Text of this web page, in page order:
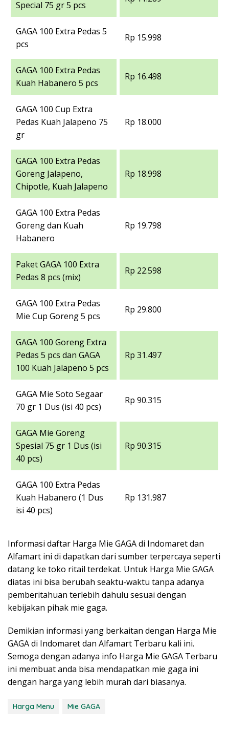
Special 75 gr 5 pcs
GAGA 100 Extra Pedas 5
pcs
Rp 15.998
GAGA 100 Extra Pedas
Kuah Habanero 5 pcs
Rp 16.498
GAGA 100 Cup Extra
Pedas Kuah Jalapeno 75
gr
Rp 18.000
GAGA 100 Extra Pedas
Goreng Jalapeno,
Chipotle, Kuah Jalapeno
Rp 18.998
GAGA 100 Extra Pedas
Goreng dan Kuah
Habanero
Rp 19.798
Paket GAGA 100 Extra
Pedas 8 pcs (mix)
Rp 22.598
GAGA 100 Extra Pedas
Mie Cup Goreng 5 pcs
Rp 29.800
GAGA 100 Goreng Extra
Pedas 5 pcs dan GAGA
100 Kuah Jalapeno 5 pcs
Rp 31.497
GAGA Mie Soto Segaar
70 gr 1 Dus (isi 40 pcs)
Rp 90.315
GAGA Mie Goreng
Spesial 75 gr 1 Dus (isi
40 pcs)
Rp 90.315
GAGA 100 Extra Pedas
Kuah Habanero (1 Dus
isi 40 pcs)
Rp 131.987
Informasi daftar Harga Mie GAGA di Indomaret dan
Alfamart ini di dapatkan dari sumber terpercaya seperti
datang ke toko ritail terdekat. Untuk Harga Mie GAGA
diatas ini bisa berubah seaktu-waktu tanpa adanya
pemberitahuan terlebih dahulu sesuai dengan
kebijakan pihak mie gaga.
Demikian informasi yang berkaitan dengan Harga Mie
GAGA di Indomaret dan Alfamart Terbaru kali ini.
Semoga dengan adanya info Harga Mie GAGA Terbaru
ini membuat anda bisa mendapatkan mie gaga ini
dengan harga yang lebih murah dari biasanya.
Harga Menu Mie GAGA